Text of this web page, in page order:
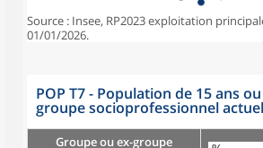
Source : Insee, RP2023 exploitation
01/01/2026.
POP T7 - Population de 15 ans
groupe socioprofessionnel
Groupe ou ex-groupe